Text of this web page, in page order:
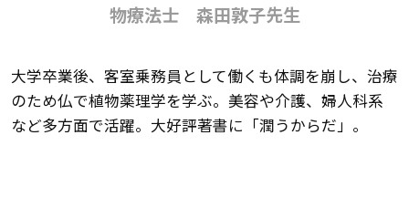
物療法士 森田敦子先生
大学卒業後、客室乗務員として働くも体調を崩し、治療
のため仏で植物薬理学を学ぶ。美容や介護、婦人科系
など多方面で活躍。大好評著書に「潤うからだ」。